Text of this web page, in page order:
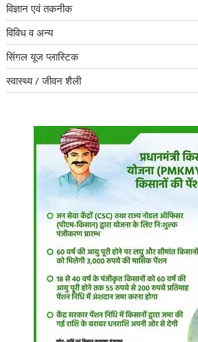
विज्ञान एवं तकनीक
विविध व अन्य
सिंगल यूज प्लास्टिक
स्वास्थ्य / जीवन शैली